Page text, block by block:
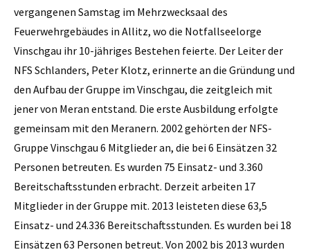
vergangenen Samstag im Mehrzwecksaal des
Feuerwehrgebäudes in Allitz, wo die Notfallseelorge
Vinschgau ihr 10-jähriges Bestehen feierte. Der Leiter der
NFS Schlanders, Peter Klotz, erinnerte an die Gründung und
den Aufbau der Gruppe im Vinschgau, die zeitgleich mit
jener von Meran entstand. Die erste Ausbildung erfolgte
gemeinsam mit den Meranern. 2002 gehörten der NFS-
Gruppe Vinschgau 6 Mitglieder an, die bei 6 Einsätzen 32
Personen betreuten. Es wurden 75 Einsatz- und 3.360
Bereitschaftsstunden erbracht. Derzeit arbeiten 17
Mitglieder in der Gruppe mit. 2013 leisteten diese 63,5
Einsatz- und 24.336 Bereitschaftsstunden. Es wurden bei 18
Einsätzen 63 Personen betreut. Von 2002 bis 2013 wurden